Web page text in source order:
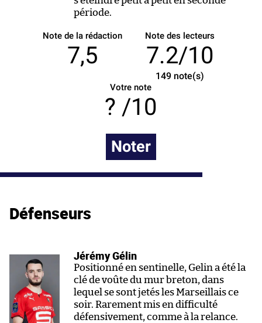
période.
Note de la rédaction
7,5
Note des lecteurs
7.2/10
149note(s)
Votre note
/10
Noter
Défenseurs
Jérémy Gélin
Positionné en sentinelle, Gelin a été la
clé de voûte du mur breton, dans
lequel se sont jetés les Marseillais ce
soir. Rarement mis en difficulté
défensivement, comme à la relance.